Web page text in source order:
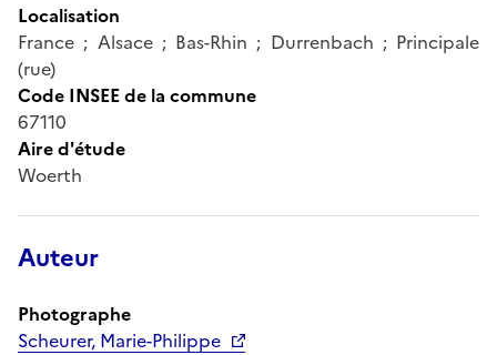
Localisation
France ; Alsace ; Bas-Rhin ; Durrenbach ; Principale
(rue)
Code INSEE de la commune
67110
Aire d'étude
Woerth
Auteur
Photographe
Scheurer, Marie-Philippe